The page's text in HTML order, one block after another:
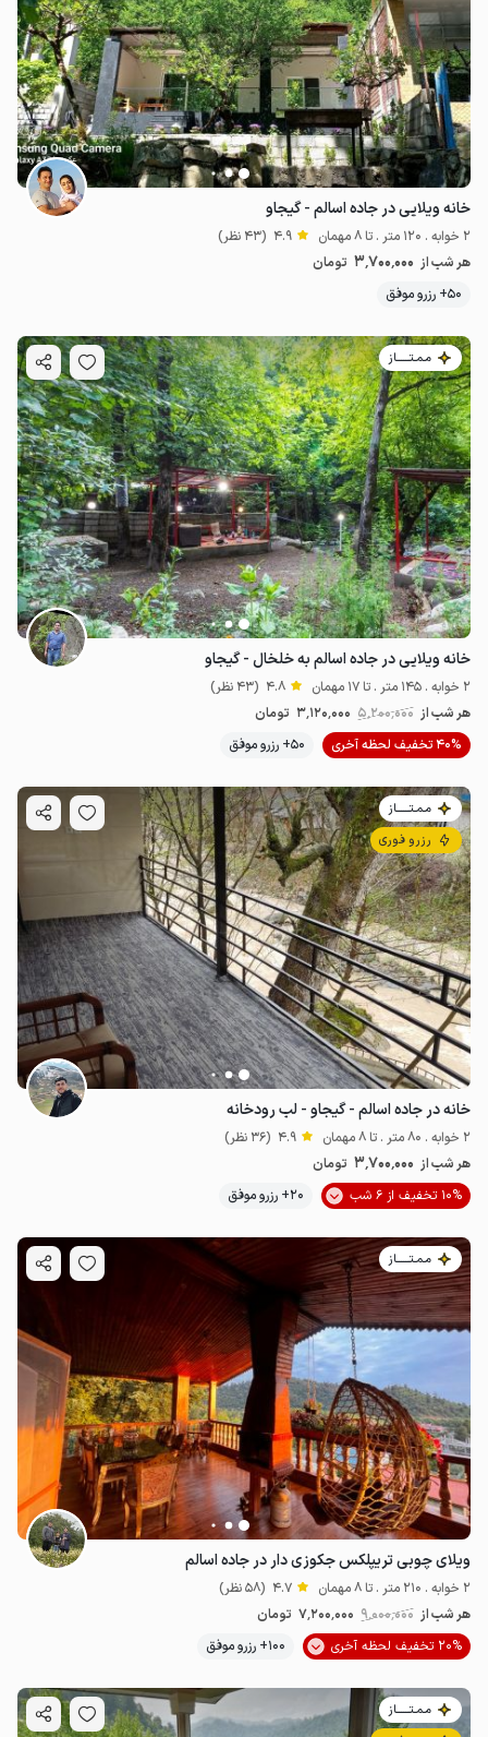
1.7میلیون ت 4.8
خانه ویلایی در جاده اسالم - گیجاو
2 خوابه . 120 متر . تا 8 مهمان 4.9 (43 نظر)
هر شب از 3٬700٬000 تومان
50+ رزرو موفق
مـمـتــــــاز
خانه ویلایی در جاده اسالم به خلخال - گیجاو
2 خوابه . 145 متر . تا 17 مهمان 4.8 (43 نظر)
هر شب از 5٬200٬000 3٬120٬000 تومان
40% تخفیف لحظه آخری
50+ رزرو موفق
مـمـتــــــاز
رزرو فوری
خانه در جاده اسالم - گیجاو - لب رودخانه
2 خوابه . 80 متر . تا 8 مهمان 4.9 (36 نظر)
هر شب از 3٬700٬000 تومان
10% تخفیف از 6 شب
20+ رزرو موفق
مـمـتــــــاز
ویلای چوبی تریپلکس جکوزی دار در جاده اسالم
2 خوابه . 210 متر . تا 8 مهمان 4.7 (58 نظر)
هر شب از 9٬000٬000 7٬200٬000 تومان
20% تخفیف لحظه آخری
100+ رزرو موفق
مـمـتــــــاز